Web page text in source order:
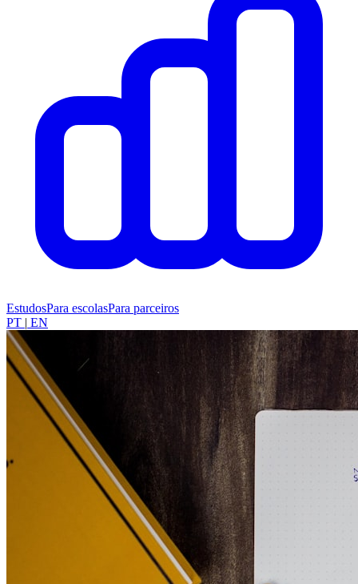
EstudosPara escolasPara parceiros
PT | EN